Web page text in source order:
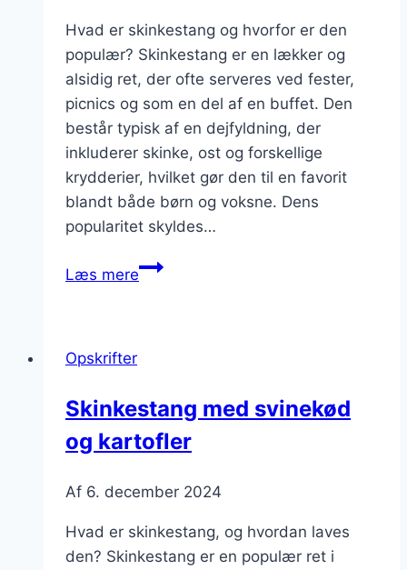
Hvad er skinkestang og hvorfor er den
populær? Skinkestang er en lækker og
alsidig ret, der ofte serveres ved fester,
picnics og som en del af en buffet. Den
består typisk af en dejfyldning, der
inkluderer skinke, ost og forskellige
krydderier, hvilket gør den til en favorit
blandt både børn og voksne. Dens
popularitet skyldes…
Læs mereSkinkestang
Opskrifter
Skinkestang med svinekød
og kartofler
Af 6. december 2024
Hvad er skinkestang, og hvordan laves
den? Skinkestang er en populær ret i